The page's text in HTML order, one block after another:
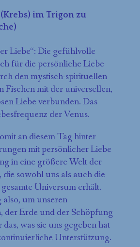
(Krebs) im Trigon zu
Liebe“: Die gefühlvolle
für die persönliche Liebe
den mystisch-spirituellen
Fischen mit der universellen,
Liebe verbunden. Das
der Venus.
an diesem Tag hinter
mit persönlicher Liebe
in eine größere Welt der
sowohl uns als auch die
Universum erhält.
um unseren
der Erde und der Schöpfung
was sie uns gegeben hat
Unterstützung.